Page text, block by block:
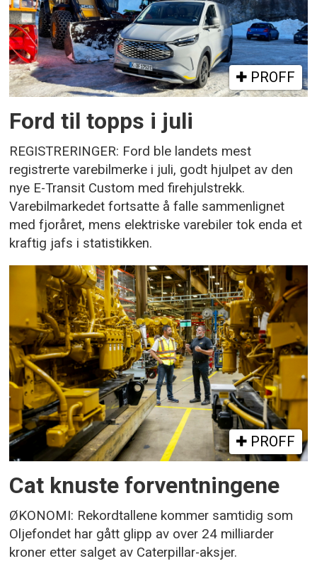
PROFF
Ford til topps i juli
REGISTRERINGER: Ford ble landets mest
registrerte varebilmerke i juli, godt hjulpet av den
nye E-Transit Custom med firehjulstrekk.
Varebilmarkedet fortsatte å falle sammenlignet
med fjoråret, mens elektriske varebiler tok enda et
kraftig jafs i statistikken.
PROFF
Cat knuste forventningene
ØKONOMI: Rekordtallene kommer samtidig som
Oljefondet har gått glipp av over 24 milliarder
kroner etter salget av Caterpillar-aksjer.